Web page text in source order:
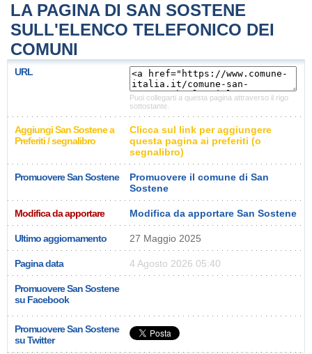
LA PAGINA DI SAN SOSTENE
SULL'ELENCO TELEFONICO DEI
COMUNI
URL
Puoi collegarti a questa pagina attraverso il rigo
sottostante.
Aggiungi San Sostene a
Preferiti / segnalibro
Clicca sul link per aggiungere
questa pagina ai preferiti (o
segnalibro)
Promuovere San Sostene
Promuovere il comune di San
Sostene
Modifica da apportare Modifica da apportare San Sostene
Ultimo aggiornamento 27 Maggio 2025
Pagina data 4 Agosto 2026 05:40
Promuovere San Sostene
su Facebook
Promuovere San Sostene
su Twitter